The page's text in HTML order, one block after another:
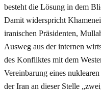
besteht die Lösung in dem
Damit widerspricht
iranischen Präsidenten,
Ausweg aus der internen
des Konfliktes mit dem
Vereinbarung eines
der Iran an dieser Stelle